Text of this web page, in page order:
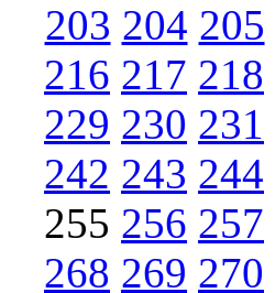
203 204 205
216 217 218
229 230 231
242 243 244
255 256 257
268 269 270